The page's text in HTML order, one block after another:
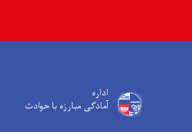
اداره
آمادگی مبارزه با حوادث